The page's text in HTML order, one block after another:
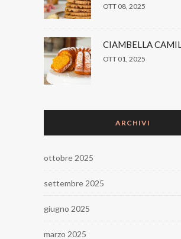
OTT 08, 2025
CIAMBELLA
OTT 01, 2025
ARCHIVI
ottobre 2025
settembre 2025
giugno 2025
marzo 2025